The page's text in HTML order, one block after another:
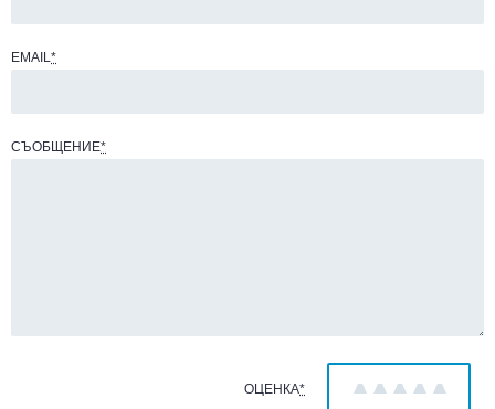
EMAIL*
СЪОБЩЕНИЕ*
ОЦЕНКА* 5
4
3
2
1